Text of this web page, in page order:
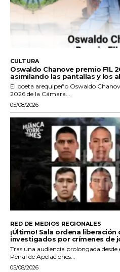
CULTURA
Oswaldo Chanove premio FIL
asimilando las pantallas y los
El poeta arequipeño Oswaldo
2026 de la Cámara...
05/08/2026
RED DE MEDIOS REGIONALES
¡Último! Sala ordena
investigados por crímenes de
Tras una audiencia prolongada
Penal de Apelaciones...
05/08/2026